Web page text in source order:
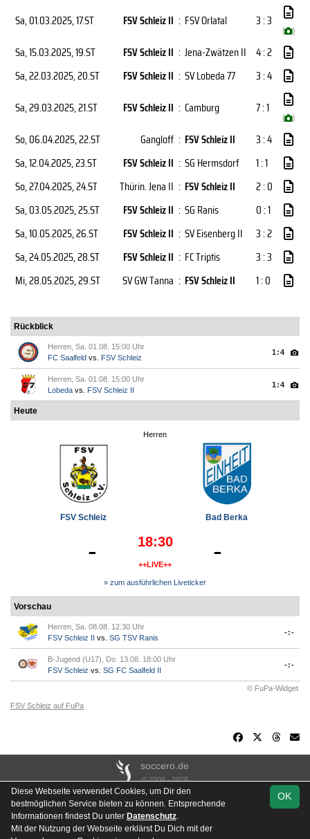
Sa, 01.03.2025, 17.ST FSV Schleiz II : FSV Orlatal 3 : 3
( )
Sa, 15.03.2025, 19.ST FSV Schleiz II : Jena-Zwätzen II 4 : 2
Sa, 22.03.2025, 20.ST FSV Schleiz II : SV Lobeda 77
3 : 4
Sa, 29.03.2025, 21.ST FSV Schleiz II : Camburg 7 : 1
( )
So, 06.04.2025, 22.ST Gangloff : FSV Schleiz II
3 : 4
Sa, 12.04.2025, 23.ST FSV Schleiz II : SG Hermsdorf
1 : 1
So, 27.04.2025, 24.ST Thürin. Jena II : FSV Schleiz II
2 : 0
Sa, 03.05.2025, 25.ST FSV Schleiz II : SG Ranis
0 : 1
Sa, 10.05.2025, 26.ST FSV Schleiz II : SV Eisenberg II
3 : 2
Sa, 24.05.2025, 28.ST FSV Schleiz II : FC Triptis
3 : 3
Mi, 28.05.2025, 29.ST SV GW Tanna : FSV Schleiz II 1 : 0
Rückblick
Herren, Sa. 01.08. 15:00 Uhr
FC Saalfeld vs. FSV Schleiz
1:4
Herren, Sa. 01.08. 15:00 Uhr
Lobeda vs. FSV Schleiz II
1:4
Heute
Herren
FSV Schleiz Bad Berka
- 18:30
++LIVE++ -
» zum ausführlichen Liveticker
Vorschau
Herren, Sa. 08.08. 12:30 Uhr
FSV Schleiz II vs. SG TSV Ranis
-:-
B-Jugend (U17), Do. 13.08. 18:00 Uhr
FSV Schleiz vs. SG FC Saalfeld II
-:-
© FuPa-Widget
FSV Schleiz auf FuPa
soccero.de
© 2006 - 2026
Besucherstatistik Kontakt Impressum Links
Datenschutz
Stadion- & Hausordnung
Gästebuch
Instagram
OK
Diese Webseite verwendet Cookies, um Dir den
bestmöglichen Service bieten zu können. Entsprechende
Informationen findest Du unter Datenschutz.
Mit der Nutzung der Webseite erklärst Du Dich mit der